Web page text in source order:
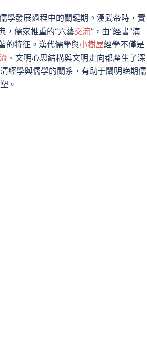
學發展過程中的關鍵期。漢武帝時，實
，儒家推重的“六藝交流”，由“經書”演
的特征。漢代儒學與小樹屋經學不僅是
、文明心思結構與文明走向都產生了深
經學與儒學的關系，有助于闡明晚期儒
。